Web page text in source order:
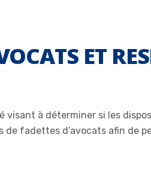
ET
à déterminer si les
fadettes d’avocats afin de